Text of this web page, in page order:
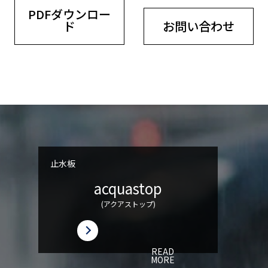
PDFダウンロー
ド お問い合わせ
止水板
acquastop
(アクアストップ)
READ
MORE